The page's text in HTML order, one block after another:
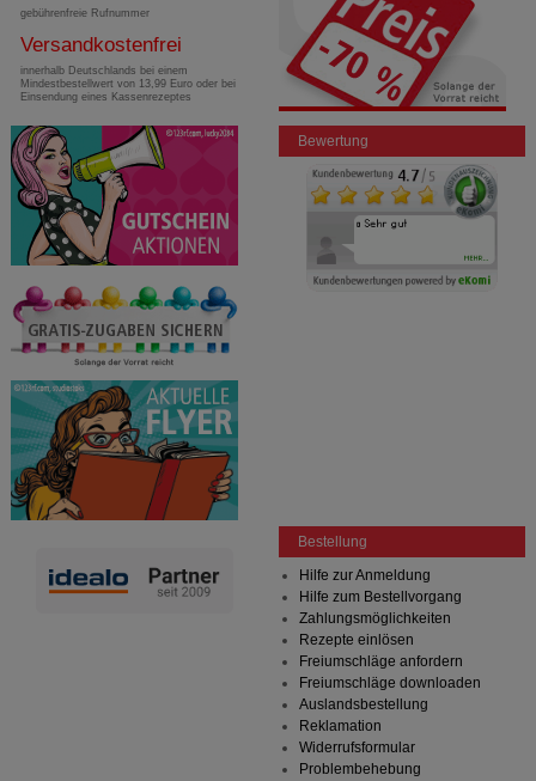
gebührenfreie Rufnummer
Versandkostenfrei
innerhalb Deutschlands bei einem
Mindestbestellwert von 13,99 Euro oder bei
Einsendung eines Kassenrezeptes
Bewertung
Bestellung
Hilfe zur Anmeldung
Hilfe zum Bestellvorgang
Zahlungsmöglichkeiten
Rezepte einlösen
Freiumschläge anfordern
Freiumschläge downloaden
Auslandsbestellung
Reklamation
Widerrufsformular
Problembehebung